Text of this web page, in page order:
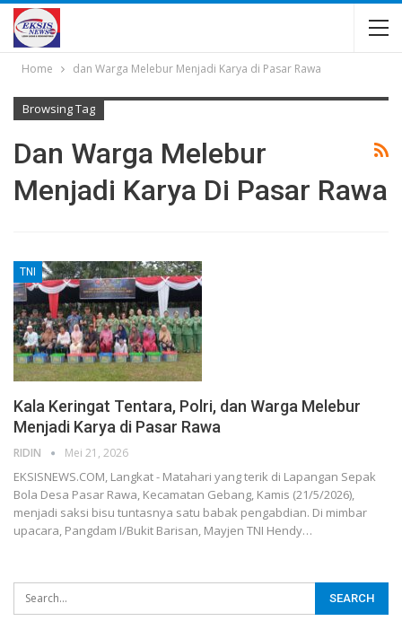
Home dan Warga Melebur Menjadi Karya di Pasar Rawa
Browsing Tag
Dan Warga Melebur
Menjadi Karya Di Pasar Rawa
TNI
Kala Keringat Tentara, Polri, dan Warga Melebur
Menjadi Karya di Pasar Rawa
RIDIN Mei 21, 2026
EKSISNEWS.COM, Langkat - Matahari yang terik di Lapangan Sepak
Bola Desa Pasar Rawa, Kecamatan Gebang, Kamis (21/5/2026),
menjadi saksi bisu tuntasnya satu babak pengabdian. Di mimbar
upacara, Pangdam I/Bukit Barisan, Mayjen TNI Hendy…